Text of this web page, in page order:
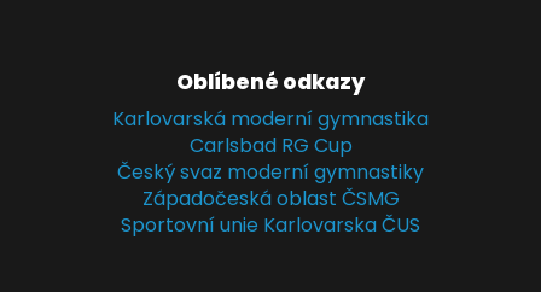
Oblíbené odkazy
Karlovarská moderní gymnastika
Carlsbad RG Cup
Český svaz moderní gymnastiky
Západočeská oblast ČSMG
Sportovní unie Karlovarska ČUS